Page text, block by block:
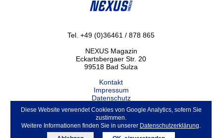
Tel. +49 (0)36461 / 878 865
NEXUS Magazin
Eckartsbergaer Str. 20
99518 Bad Sulza
Kontakt
Impressum
Datenschutz
Haftungsausschluss
ABO kündigen
Diese Website verwendet Cookies von Google Analytics, sofern Sie
zustimmen.
Weitere Informationen finden Sie in unserer Datenschutzerklärung.